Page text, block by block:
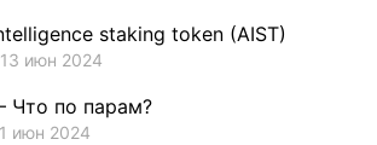
1
1
staking token (AIST)
13 июн 2024
Что по парам?
июн 2024